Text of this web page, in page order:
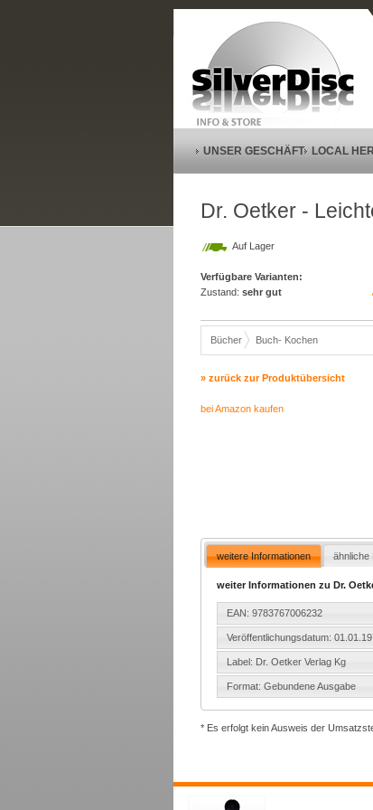
UNSER GESCHÄFT LOCAL
Dr. Oetker -
Auf Lager
Verfügbare Varianten:
Zustand: sehr gut
Bücher Buch- Kochen
» zurück zur Produktübersicht
bei Amazon kaufen
weitere Informationen ähnliche
weiter Informationen zu Dr.
EAN: 9783767006232
Veröffentlichungsdatum:
Label: Dr. Oetker Verlag Kg
Format: Gebundene Ausgabe
* Es erfolgt kein Ausweis der